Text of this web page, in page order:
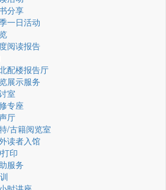
分享
一日活动
阅读报告
配楼报告厅
展示服务
室
专座
厅
/古籍阅览室
读者入馆
印
服务